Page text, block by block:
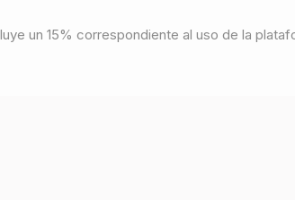
un 15% correspondiente al uso de la